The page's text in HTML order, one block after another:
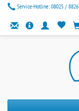
Service-Hotline: 08025 / 8826